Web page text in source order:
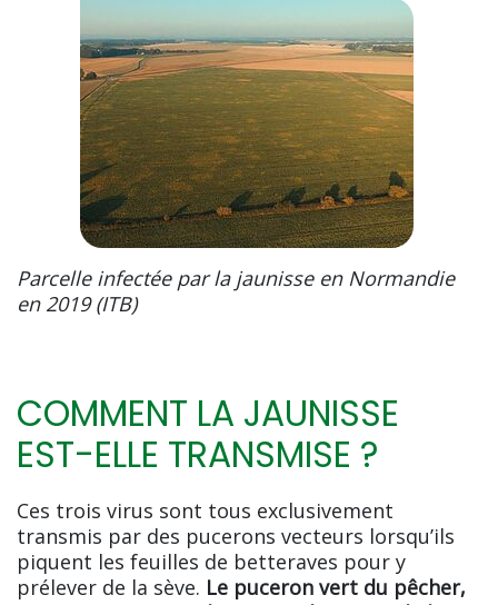
Parcelle infectée par la jaunisse en Normandie
en 2019 (ITB)
COMMENT LA JAUNISSE
EST-ELLE TRANSMISE ?
Ces trois virus sont tous exclusivement
transmis par des pucerons vecteurs lorsqu’ils
piquent les feuilles de betteraves pour y
prélever de la sève. Le puceron vert du pêcher,